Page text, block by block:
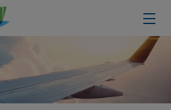
của Bamboo